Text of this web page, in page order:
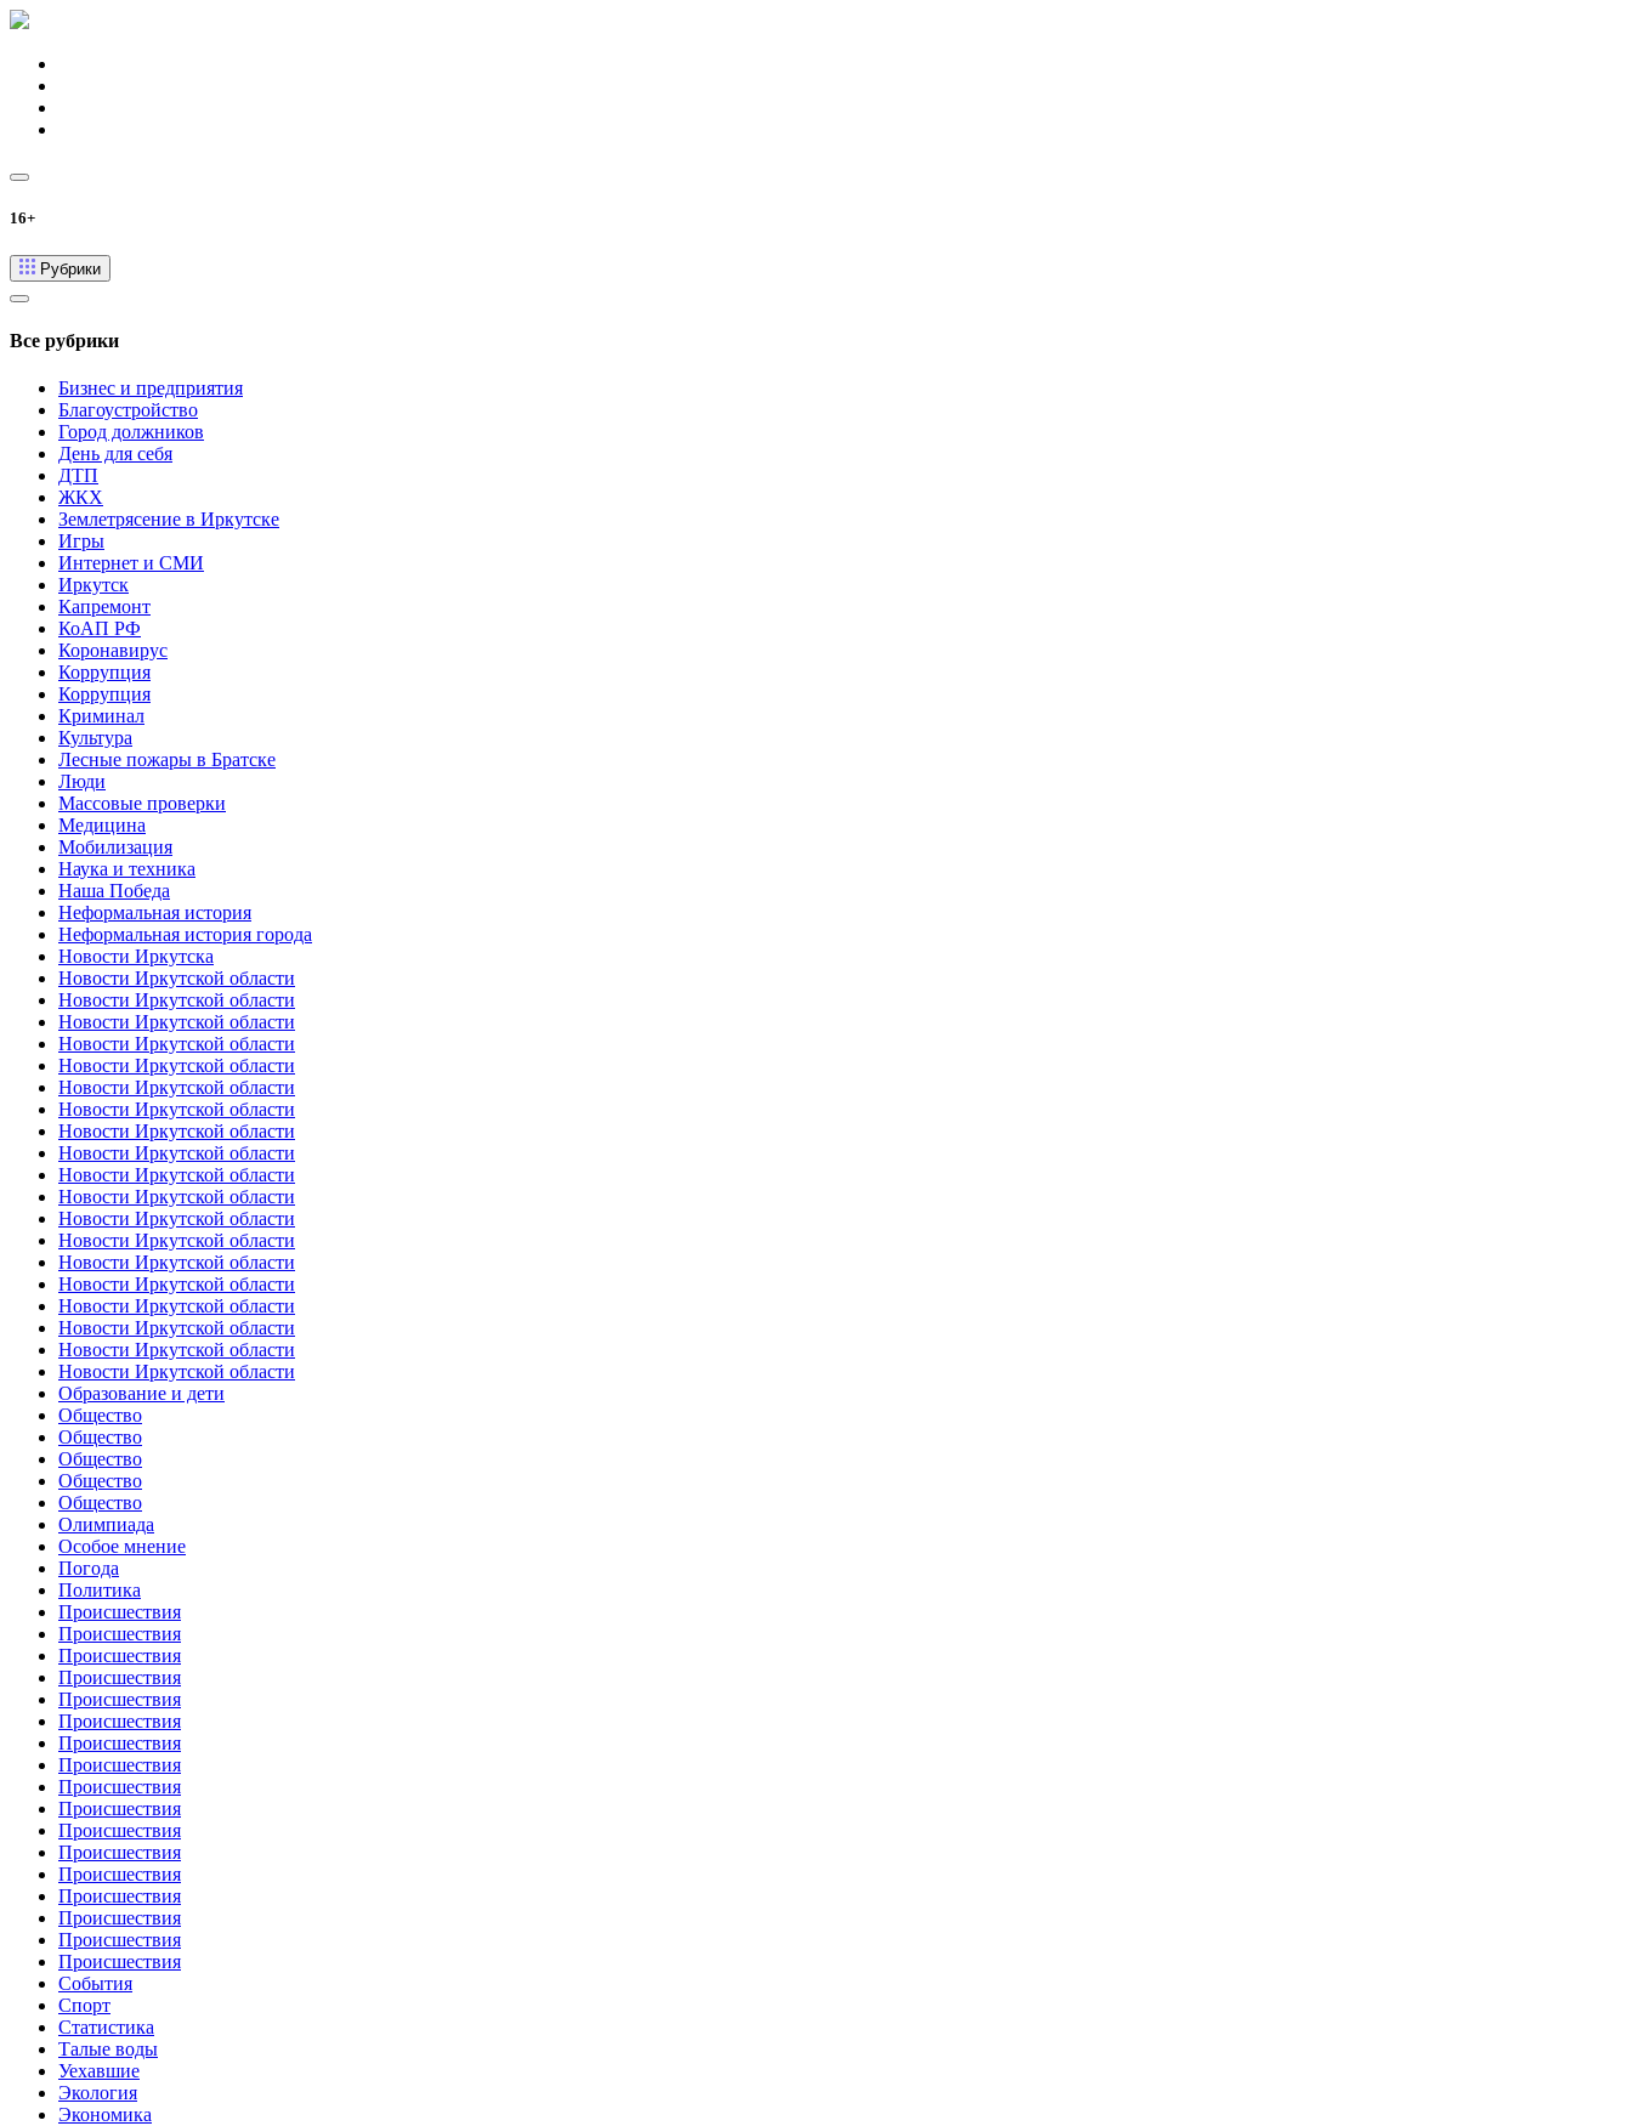
16+
Рубрики
Все рубрики
Бизнес и предприятия
Благоустройство
Город должников
День для себя
ДТП
ЖКХ
Землетрясение в Иркутске
Игры
Интернет и СМИ
Иркутск
Капремонт
КоАП РФ
Коронавирус
Коррупция
Коррупция
Криминал
Культура
Лесные пожары в Братске
Люди
Массовые проверки
Медицина
Мобилизация
Наука и техника
Наша Победа
Неформальная история
Неформальная история города
Новости Иркутска
Новости Иркутской области
Новости Иркутской области
Новости Иркутской области
Новости Иркутской области
Новости Иркутской области
Новости Иркутской области
Новости Иркутской области
Новости Иркутской области
Новости Иркутской области
Новости Иркутской области
Новости Иркутской области
Новости Иркутской области
Новости Иркутской области
Новости Иркутской области
Новости Иркутской области
Новости Иркутской области
Новости Иркутской области
Новости Иркутской области
Новости Иркутской области
Образование и дети
Общество
Общество
Общество
Общество
Общество
Олимпиада
Особое мнение
Погода
Политика
Происшествия
Происшествия
Происшествия
Происшествия
Происшествия
Происшествия
Происшествия
Происшествия
Происшествия
Происшествия
Происшествия
Происшествия
Происшествия
Происшествия
Происшествия
Происшествия
Происшествия
События
Спорт
Статистика
Талые воды
Уехавшие
Экология
Экономика